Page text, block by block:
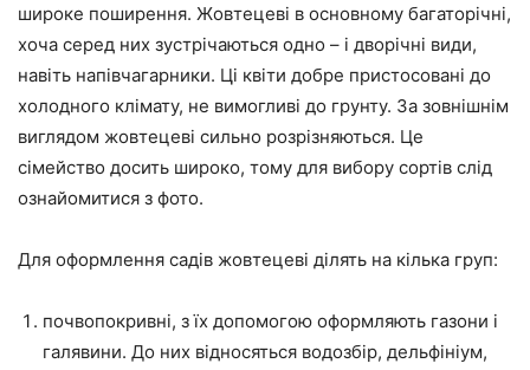
широке поширення. Жовтецеві в основному багаторічні,
хоча серед них зустрічаються одно – і дворічні види,
навіть напівчагарники. Ці квіти добре пристосовані до
холодного клімату, не вимогливі до грунту. За зовнішнім
виглядом жовтецеві сильно розрізняються. Це
сімейство досить широко, тому для вибору сортів слід
ознайомитися з фото.
Для оформлення садів жовтецеві ділять на кілька груп:
почвопокривні, з їх допомогою оформляють газони і
галявини. До них відносяться водозбір, дельфініум,